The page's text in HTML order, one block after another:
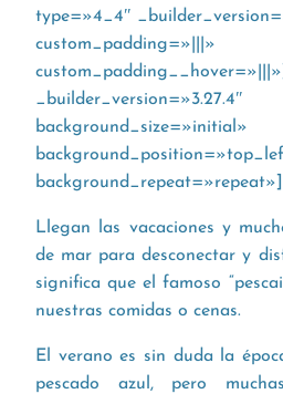
type=»4_4″
custom_padding=»|||»
_builder_version=»3.27.4″
background_size=»initial»
background_repeat=»repeat»]
Llegan las vacaciones y
de mar para desconectar y
significa que el famoso
nuestras comidas o cenas.
El verano es sin duda la
pescado azul, pero